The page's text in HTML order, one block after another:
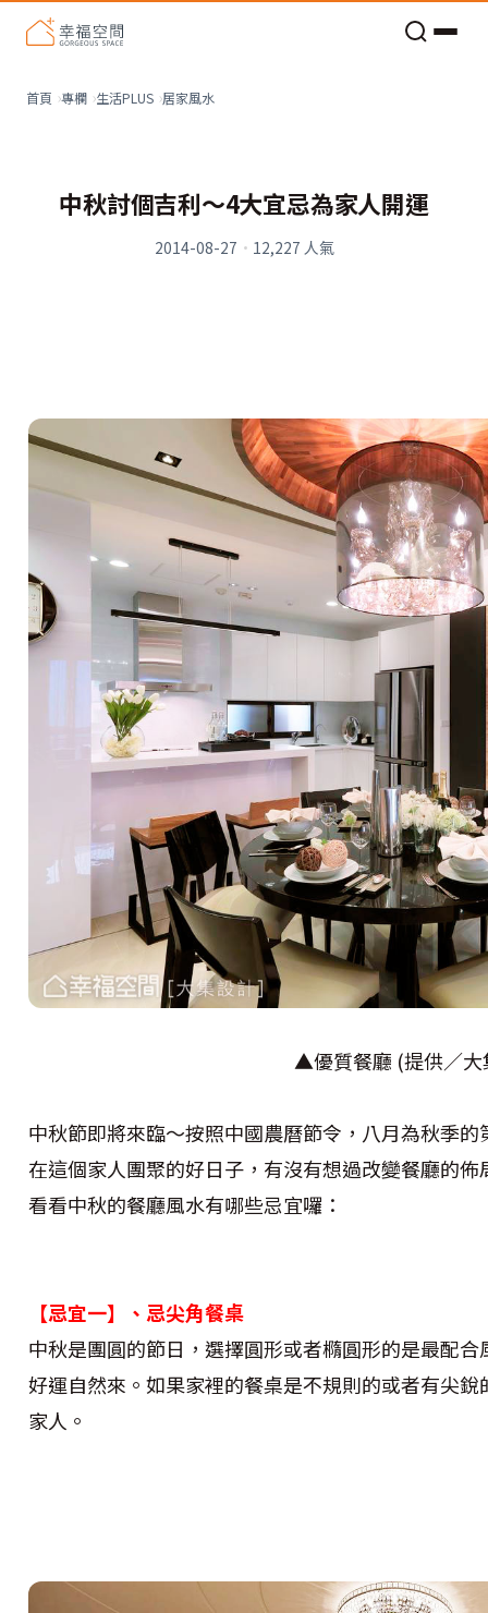
首頁 專欄 生活PLUS 居家風水
中秋討個吉利〜4大宜忌為家人開運
2014-08-27 · 12,227 人氣
▲優質餐廳 (提供／大
中秋節即將來臨〜按照中國農曆節令，八月為秋季
在這個家人團聚的好日子，有沒有想過改變餐廳的
看看中秋的餐廳風水有哪些忌宜囉：
【忌宜一】、忌尖角餐桌
中秋是團圓的節日，選擇圓形或者橢圓形的是最配
好運自然來。如果家裡的餐桌是不規則的或者有尖
家人。